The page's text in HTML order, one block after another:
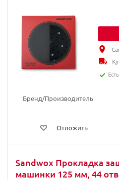
Бренд/Производитель
Отложить
Sandwox Прокладка
машинки 125 мм, 44